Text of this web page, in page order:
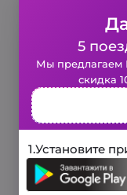
Включено 6
авто
и
5
Мы предлагаем
скидка
1.Установите